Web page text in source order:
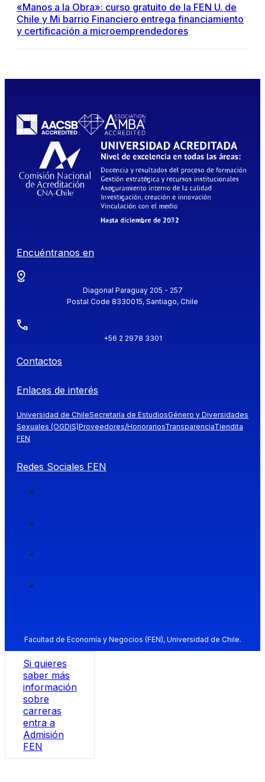
«Manos a la Obra»: curso gratuito de la FEN U. de
Chile y Mi barrio Financiero entrega financiamiento
y certificación a microemprendedores
Encuéntranos en
Diagonal Paraguay 205 - 257
Postal Code 8330015, Santiago, Chile
+56 2 2978 3301
Contactos
Enlaces de interés
Universidad de ChileSecretaría de EstudiosGénero y Diversidades
Sexuales (OGDIS)Proveedores/HonorariosTransparenciaTiendita
FEN
Redes Sociales FEN
Facultad de Economía y Negocios (FEN), Universidad de Chile.
Si quieres
saber más
información
sobre
carreras
entra a
Admisión
FEN